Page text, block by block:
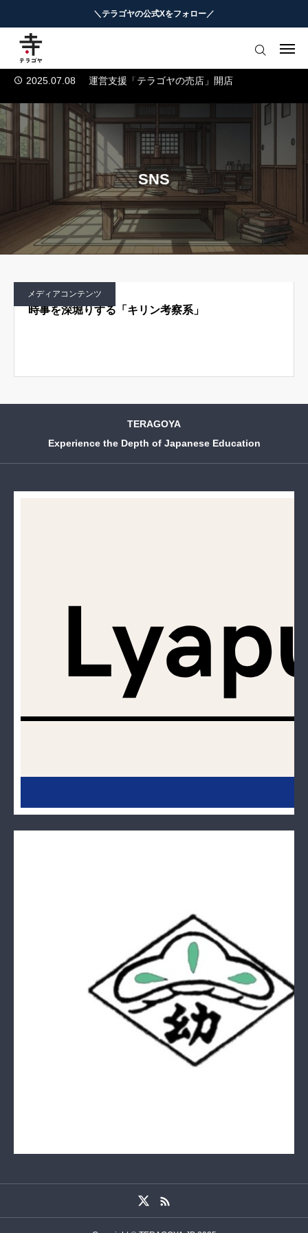
＼テラゴヤの公式Xをフォロー／
2025.07.04
テラゴヤ正式公開のお知らせ
2024.01.23
2025.07.08
運営支援「テラゴヤの売店」開店
2025.07.04
テラゴヤ正式公開のお知らせ
2024.01.23
テラゴヤβ版公開のお知らせ
2025.07.08
運営支援「テラゴヤの売店」開店
2025.07.05
TERAGOYAのブランドガイドライン
SNS
メディアコンテンツ
時事を深堀りする「キリン考察系」
TERAGOYA
Experience the Depth of Japanese Education
はじめての方へ
ヨミモノ・特集
マナビ・学習攻略
お役立ちリンク集
テラゴヤ週報
知能工作研究所
テラゴヤ週報 運営支援・ご協力